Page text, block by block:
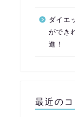
ダイエ
ができ
進！
最近のコ